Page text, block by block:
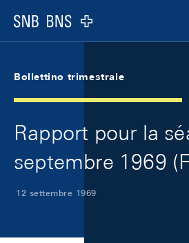
Logo
Bollettino trimestrale
Rapport pour la
septembre 1969
12 settembre 1969